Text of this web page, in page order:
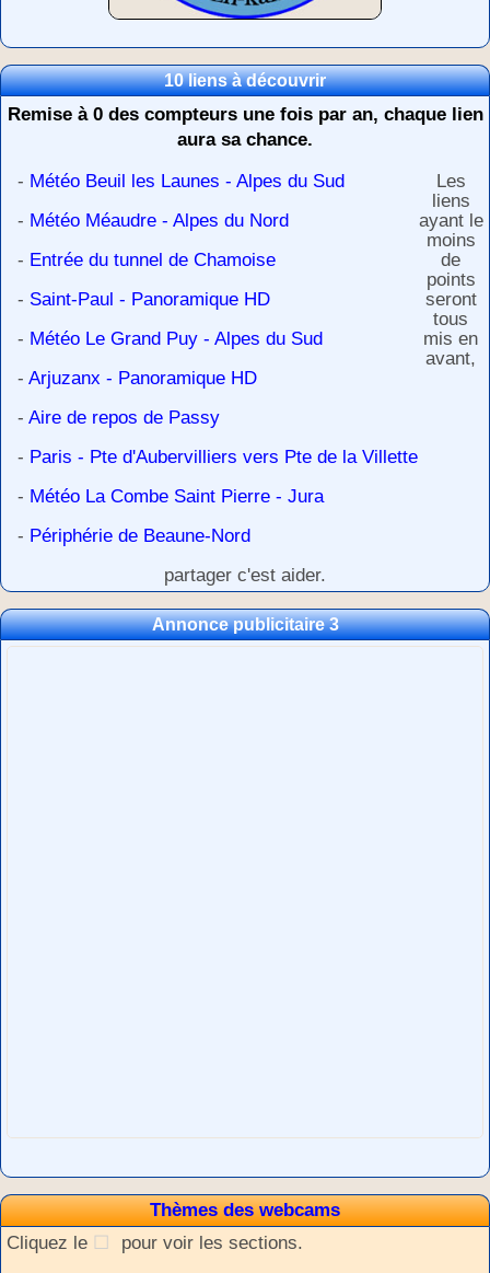
10 liens à découvrir
Remise à 0 des compteurs une fois par an, chaque lien
aura sa chance.
- Météo Beuil les Launes - Alpes du Sud
- Météo Méaudre - Alpes du Nord
- Entrée du tunnel de Chamoise
- Saint-Paul - Panoramique HD
- Météo Le Grand Puy - Alpes du Sud
- Arjuzanx - Panoramique HD
- Aire de repos de Passy
- Paris - Pte d'Aubervilliers vers Pte de la Villette
- Météo La Combe Saint Pierre - Jura
- Périphérie de Beaune-Nord
Les
liens
ayant le
moins
de
points
seront
tous
mis en
avant,
partager c'est aider.
Annonce publicitaire 3
Thèmes des webcams
Cliquez le
pour voir les sections.